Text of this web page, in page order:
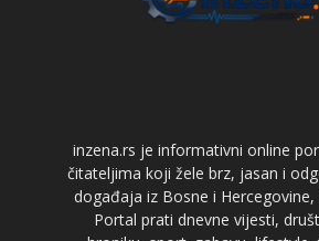
inzena.rs je informativni online
čitateljima koji žele brz, jasan i
događaja iz Bosne i Hercegovine,
Portal prati dnevne vijesti,